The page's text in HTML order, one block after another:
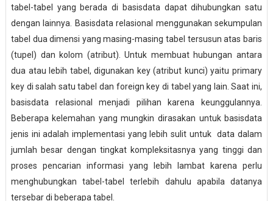
tabel-tabel yang berada di basisdata dapat dihubungkan satu
dengan lainnya. Basisdata relasional menggunakan sekumpulan
tabel dua dimensi yang masing-masing tabel tersusun atas baris
(tupel) dan kolom (atribut). Untuk membuat hubungan antara
dua atau lebih tabel, digunakan key (atribut kunci) yaitu primary
key di salah satu tabel dan foreign key di tabel yang lain. Saat ini,
basisdata relasional menjadi pilihan karena keunggulannya.
Beberapa kelemahan yang mungkin dirasakan untuk basisdata
jenis ini adalah implementasi yang lebih sulit untuk data dalam
jumlah besar dengan tingkat kompleksitasnya yang tinggi dan
proses pencarian informasi yang lebih lambat karena perlu
menghubungkan tabel-tabel terlebih dahulu apabila datanya
tersebar di beberapa tabel.